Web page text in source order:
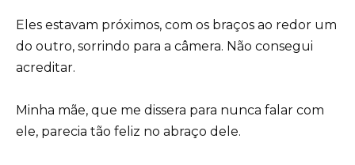
Eles estavam próximos, com os braços ao redor um
do outro, sorrindo para a câmera. Não consegui
acreditar.
Minha mãe, que me dissera para nunca falar com
ele, parecia tão feliz no abraço dele.